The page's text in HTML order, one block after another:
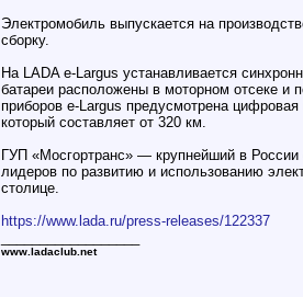
Электромобиль выпускается на
сборку.
На LADA e-Largus устанавливается
батареи расположены в моторном отсеке и
приборов e-Largus предусмотрена
который составляет от 320 км.
ГУП «Мосгортранс» — крупнейший в России
лидеров по развитию и использованию
столице.
https://www.lada.ru/press-releases/122337
www.ladaclub.net